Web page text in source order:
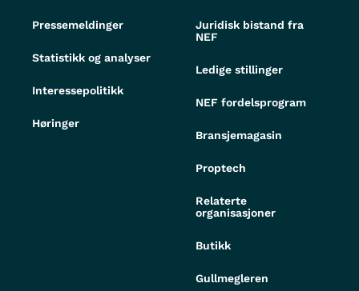
Pressemeldinger
Statistikk og analyser
Interessepolitikk
Høringer
Juridisk bistand fra
NEF
Ledige stillinger
NEF fordelsprogram
Bransjemagasin
Proptech
Relaterte
organisasjoner
Butikk
Gullmegleren